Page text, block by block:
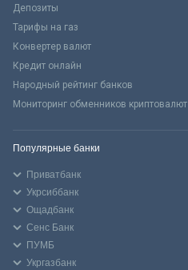
Депозиты
Тарифы на газ
Конвертер валют
Кредит онлайн
Народный рейтинг банков
Мониторинг обменников криптовалют
Популярные банки
Приватбанк
Укрсиббанк
Ощадбанк
Сенс Банк
ПУМБ
Укргазбанк